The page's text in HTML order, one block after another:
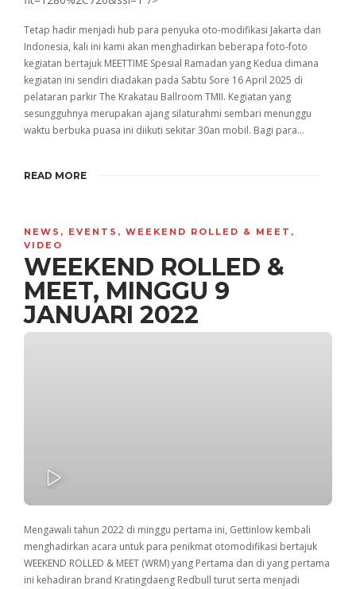
Tetap hadir menjadi hub para penyuka oto-modifikasi Jakarta dan
Indonesia, kali ini kami akan menghadirkan beberapa foto-foto
kegiatan bertajuk MEETTIME Spesial Ramadan yang Kedua dimana
kegiatan ini sendiri diadakan pada Sabtu Sore 16 April 2025 di
pelataran parkir The Krakatau Ballroom TMII. Kegiatan yang
sesungguhnya merupakan ajang silaturahmi sembari menunggu
waktu berbuka puasa ini diikuti sekitar 30an mobil. Bagi para…
READ MORE
NEWS , EVENTS , WEEKEND ROLLED & MEET ,
VIDEO
WEEKEND ROLLED &
MEET, MINGGU 9
JANUARI 2022
Mengawali tahun 2022 di minggu pertama ini, Gettinlow kembali
menghadirkan acara untuk para penikmat otomodifikasi bertajuk
WEEKEND ROLLED & MEET (WRM) yang Pertama dan di yang pertama
ini kehadiran brand Kratingdaeng Redbull turut serta menjadi